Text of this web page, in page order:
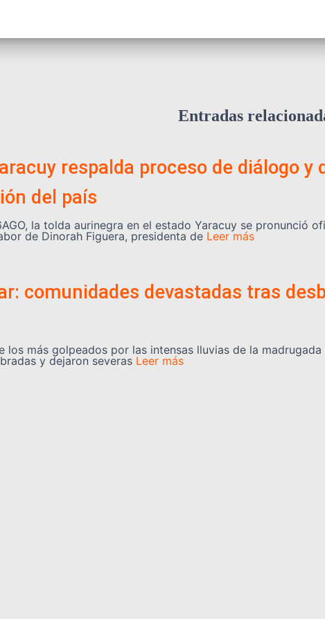
Entradas
respalda proceso de diálogo y
del país
la tolda aurinegra en el estado Yaracuy se
de Dinorah Figuera, presidenta de Leer más
comunidades devastadas tras
los más golpeados por las intensas lluvias de la
y dejaron severas Leer más